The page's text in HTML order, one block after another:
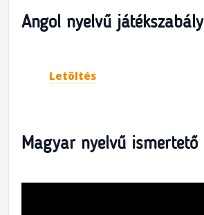
Angol nyelvű játékszabály
Letöltés
Magyar nyelvű ismertető